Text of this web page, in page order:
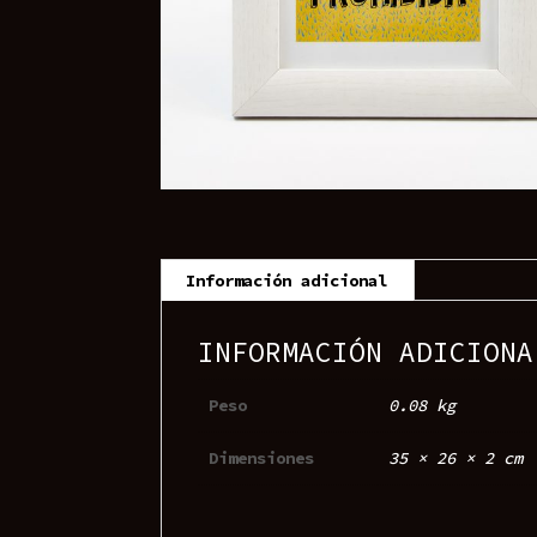
Información adicional
INFORMACIÓN
Peso 0.08 kg
Dimensiones 35 × 26 × 2 cm